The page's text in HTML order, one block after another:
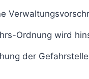
Ordnung wird
der